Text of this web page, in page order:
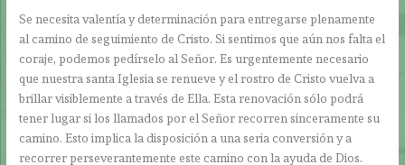
Se necesita valentía y determinación para entregarse plenamente
al camino de seguimiento de Cristo. Si sentimos que aún nos falta el
coraje, podemos pedírselo al Señor. Es urgentemente necesario
que nuestra santa Iglesia se renueve y el rostro de Cristo vuelva a
brillar visiblemente a través de Ella. Esta renovación sólo podrá
tener lugar si los llamados por el Señor recorren sinceramente su
camino. Esto implica la disposición a una seria conversión y a
recorrer perseverantemente este camino con la ayuda de Dios.